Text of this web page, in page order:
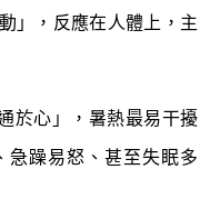
」，反應在人體上，主
於心」，暑熱最易干擾
急躁易怒、甚至失眠多